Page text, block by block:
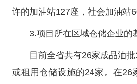
许的加油站127座，社会加油站
3.项目所在区域仓储企业的
目前全省共有26家成品油
或租用仓储设施的24家。在26